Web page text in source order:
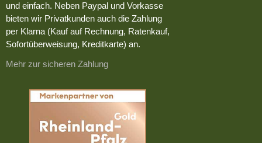
und einfach. Neben Paypal und Vorkasse
bieten wir Privatkunden auch die Zahlung
per Klarna (Kauf auf Rechnung, Ratenkauf,
Sofortüberweisung, Kreditkarte) an.
Mehr zur sicheren Zahlung